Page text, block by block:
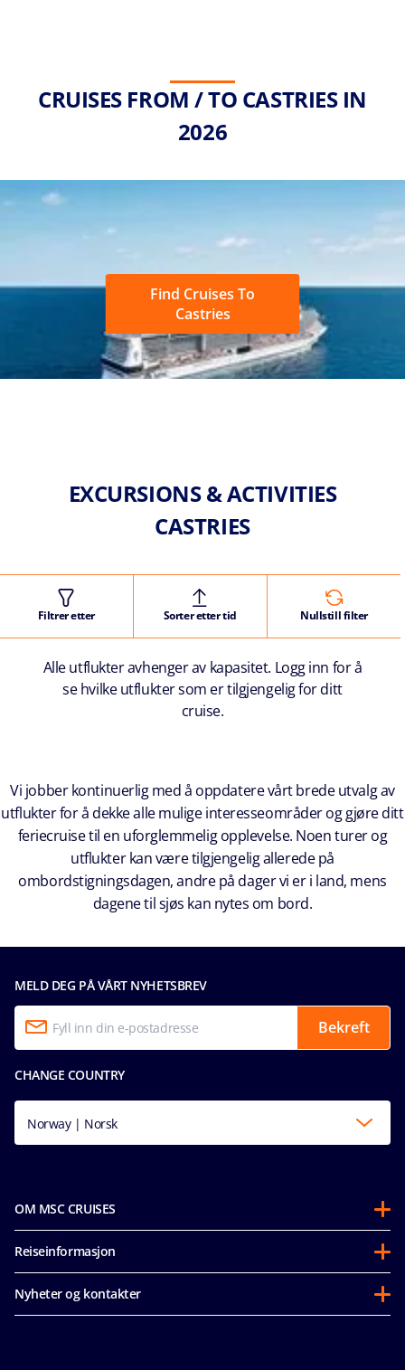
CRUISES FROM / TO CASTRIES IN
2026
Find Cruises To
Castries
EXCURSIONS & ACTIVITIES
CASTRIES
Filtrer etter Sorter etter tid Nullstill filter
Alle utflukter avhenger av kapasitet. Logg inn for å
se hvilke utflukter som er tilgjengelig for ditt
cruise.
Vi jobber kontinuerlig med å oppdatere vårt brede utvalg av
utflukter for å dekke alle mulige interesseområder og gjøre ditt
feriecruise til en uforglemmelig opplevelse. Noen turer og
utflukter kan være tilgjengelig allerede på
ombordstigningsdagen, andre på dager vi er i land, mens
dagene til sjøs kan nytes om bord.
MELD DEG PÅ VÅRT NYHETSBREV
Bekreft
CHANGE COUNTRY
Norway | Norsk
OM MSC CRUISES
Om oss
Bærekraft
Mice og charters
Reiseinformasjon
Før avreise
Nyheter og kontakter